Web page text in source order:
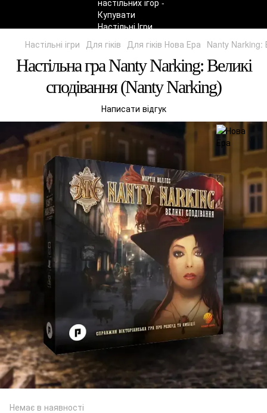
Настільні ігри Для гіків Для гіків Нова Ера Nanty Narking:
Настільна гра Nanty Narking: Великі
сподівання (Nanty Narking)
Написати відгук
Немає в наявності